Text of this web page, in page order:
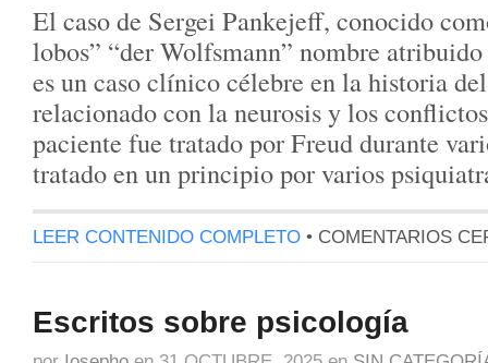
El caso de Sergei Pankejeff, conocido
lobos” “der Wolfsmann” nombre
es un caso clínico célebre en la historia
relacionado con la neurosis y los
paciente fue tratado por Freud durante
tratado en un principio por varios
LEER CONTENIDO COMPLETO • COMENTARIOS
Escritos sobre psicología